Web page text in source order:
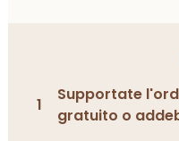
1
Supportate
gratuito o